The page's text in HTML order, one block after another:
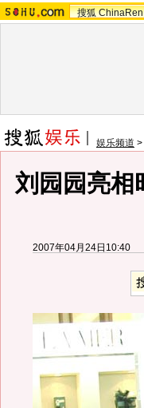
搜狐 ChinaRen
娱乐频道 >
刘园园亮相
2007年04月24日10:40